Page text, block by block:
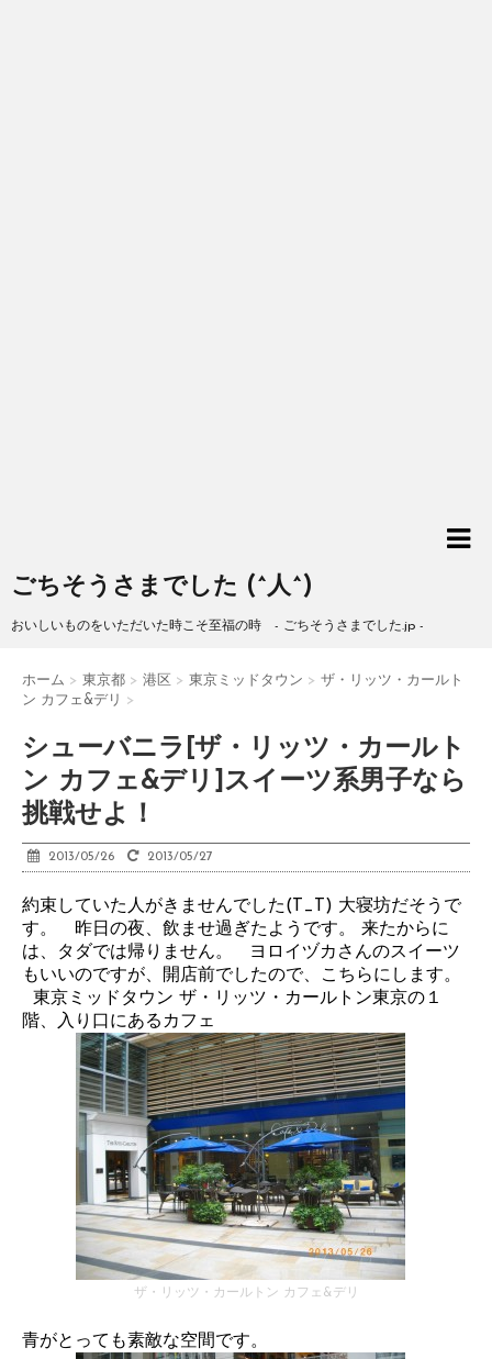
ごちそうさまでした (^人^)
おいしいものをいただいた時こそ至福の時 - ごちそうさまでした.jp -
ホーム > 東京都 > 港区 > 東京ミッドタウン > ザ・リッツ・カールト
ン カフェ&デリ
>
シューバニラ[ザ・リッツ・カールト
ン カフェ&デリ]スイーツ系男子なら
挑戦せよ！
2013/05/26 2013/05/27
約束していた人がきませんでした(T_T) 大寝坊だそうで
す。 昨日の夜、飲ませ過ぎたようです。 来たからに
は、タダでは帰りません。 ヨロイヅカさんのスイーツ
もいいのですが、開店前でしたので、こちらにします。
東京ミッドタウン ザ・リッツ・カールトン東京の１
階、入り口にあるカフェ
ザ・リッツ・カールトン カフェ&デリ
青がとっても素敵な空間です。